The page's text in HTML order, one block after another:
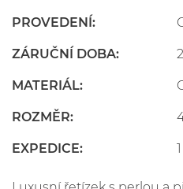
PROVEDENÍ:
ZÁRUČNÍ DOBA:
MATERIÁL:
ROZMĚR:
EXPEDICE: